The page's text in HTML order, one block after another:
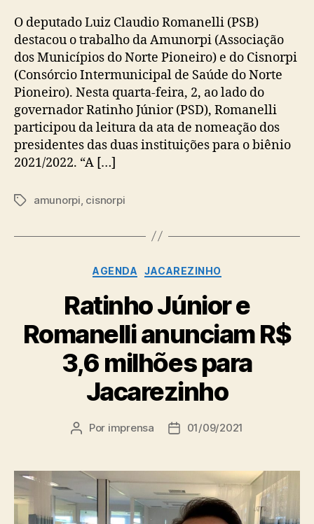
O deputado Luiz Claudio Romanelli (PSB)
destacou o trabalho da Amunorpi (Associação
dos Municípios do Norte Pioneiro) e do Cisnorpi
(Consórcio Intermunicipal de Saúde do Norte
Pioneiro). Nesta quarta-feira, 2, ao lado do
governador Ratinho Júnior (PSD), Romanelli
participou da leitura da ata de nomeação dos
presidentes das duas instituições para o biênio
2021/2022. “A […]
Tagsamunorpi cisnorpi
Categorias
AGENDA JACAREZINHO
Ratinho Júnior e
Romanelli anunciam R$
3,6 milhões para
Jacarezinho
Autor
Por imprensa
Data01/09/2021